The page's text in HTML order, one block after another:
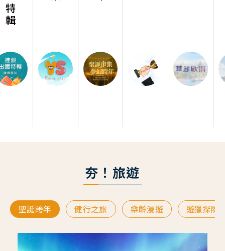
夯！旅遊
聖誕跨年 健行之旅 樂齡漫遊 遊獵探險